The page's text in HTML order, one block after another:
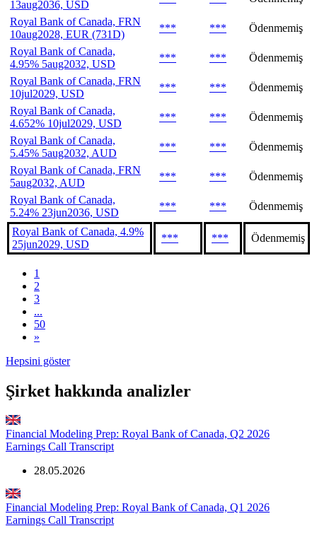
13aug2036, USD
Royal Bank of Canada, FRN
10aug2028, EUR (731D)
*** ***
Ödenmemiş
Royal Bank of Canada,
4.95% 5aug2032, USD
*** ***
Ödenmemiş
Royal Bank of Canada, FRN
10jul2029, USD
*** ***
Ödenmemiş
Royal Bank of Canada,
4.652% 10jul2029, USD
*** ***
Ödenmemiş
Royal Bank of Canada,
5.45% 5aug2032, AUD
*** ***
Ödenmemiş
Royal Bank of Canada, FRN
5aug2032, AUD
*** ***
Ödenmemiş
Royal Bank of Canada,
5.24% 23jun2036, USD
*** *** Ödenmemiş
Royal Bank of Canada, 4.9%
25jun2029, USD
*** *** Ödenmemiş
1
2
3
...
50
»
Hepsini göster
Şirket hakkında analizler
Financial Modeling Prep: Royal Bank of Canada, Q2 2026
Earnings Call Transcript
28.05.2026
Financial Modeling Prep: Royal Bank of Canada, Q1 2026
Earnings Call Transcript